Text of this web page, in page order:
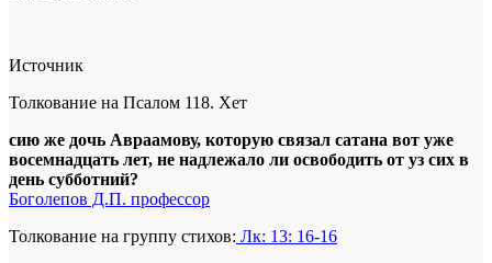
Источник
Толкование на Псалом 118. Хет
сию же дочь Авраамову, которую связал сатана вот уже
восемнадцать лет, не надлежало ли освободить от уз сих в
день субботний?
Боголепов Д.П. профессор
Толкование на группу стихов: Лк: 13: 16-16